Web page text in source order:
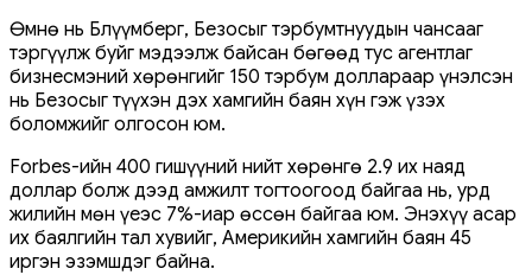
Өмнө нь Блүүмберг, Безосыг тэрбумтнуудын чансааг
тэргүүлж буйг мэдээлж байсан бөгөөд тус агентлаг
бизнесмэний хөрөнгийг 150 тэрбум доллараар үнэлсэн
нь Безосыг түүхэн дэх хамгийн баян хүн гэж үзэх
боломжийг олгосон юм.
Forbes-ийн 400 гишүүний нийт хөрөнгө 2.9 их наяд
доллар болж дээд амжилт тогтоогоод байгаа нь, урд
жилийн мөн үеэс 7%-иар өссөн байгаа юм. Энэхүү асар
их баялгийн тал хувийг, Америкийн хамгийн баян 45
иргэн эзэмшдэг байна.